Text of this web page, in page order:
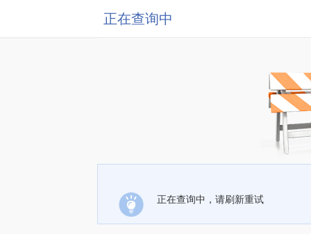
正在查询中
正在查询中，请刷新重试